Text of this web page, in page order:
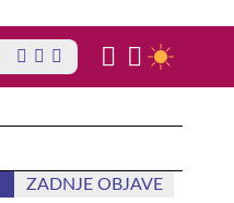
ZADNJE OBJAVE